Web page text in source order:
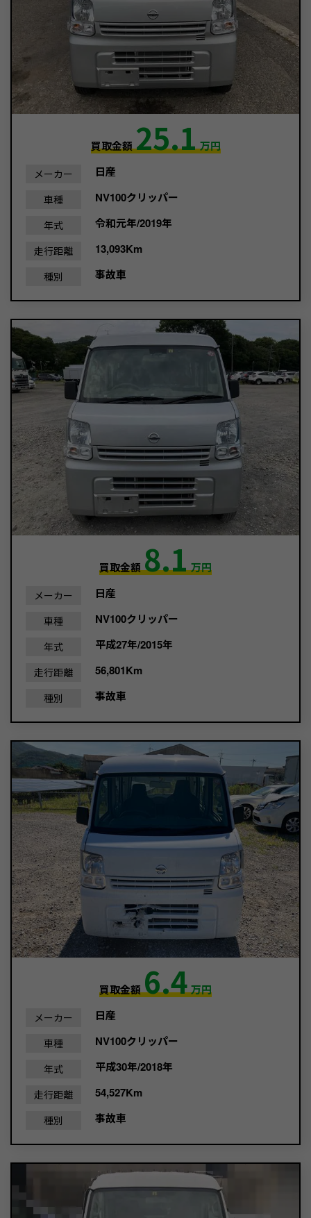
買取金額25.1万円
メーカー 日産
車種 NV100クリッパー
年式 令和元年/2019年
走行距離 13,093Km
種別 事故車
買取金額8.1万円
メーカー 日産
車種 NV100クリッパー
年式 平成27年/2015年
走行距離 56,801Km
種別 事故車
買取金額6.4万円
メーカー 日産
車種 NV100クリッパー
年式 平成30年/2018年
走行距離 54,527Km
種別 事故車